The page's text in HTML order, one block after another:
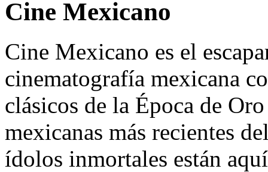
Cine Mexicano
Cine Mexicano es el
cinematografía mexicana
clásicos de la Época de
mexicanas más recientes
ídolos inmortales están